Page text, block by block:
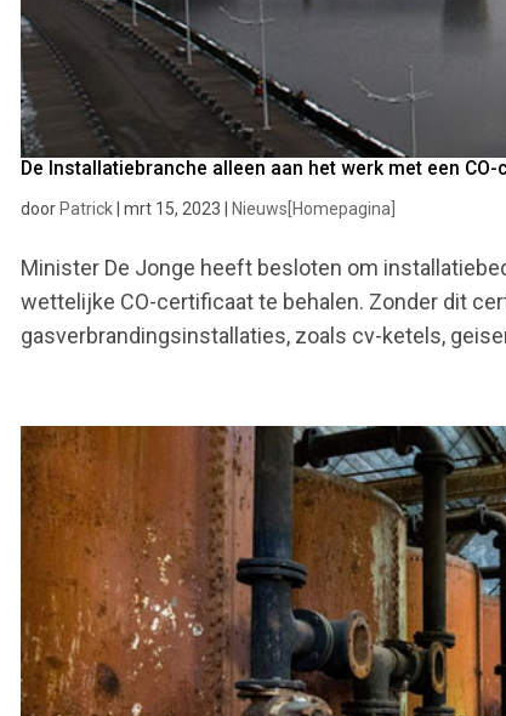
De Installatiebranche alleen aan het werk met een
door Patrick |mrt 15, 2023 Nieuws[Homepagina]
Minister De Jonge heeft besloten om
wettelijke CO-certificaat te behalen. Zonder dit
gasverbrandingsinstallaties, zoals cv-ketels,